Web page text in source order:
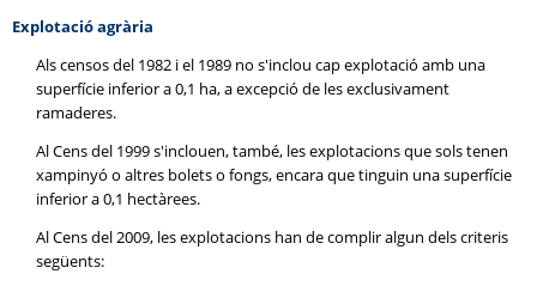
Explotació agrària
Als censos del 1982 i el 1989 no s'inclou cap explotació amb una
superfície inferior a 0,1 ha, a excepció de les exclusivament
ramaderes.
Al Cens del 1999 s'inclouen, també, les explotacions que sols tenen
xampinyó o altres bolets o fongs, encara que tinguin una superfície
inferior a 0,1 hectàrees.
Al Cens del 2009, les explotacions han de complir algun dels criteris
següents: